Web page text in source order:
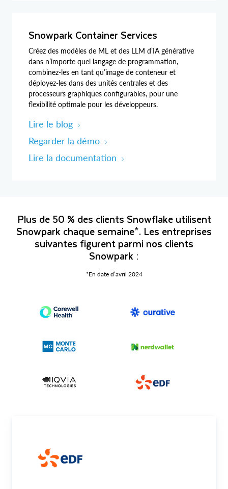
Snowpark Container Services
Créez des modèles de ML et des LLM d’IA générative
dans n’importe quel langage de programmation,
combinez‑les en tant qu’image de conteneur et
déployez‑les dans des unités centrales et des
processeurs graphiques configurables, pour une
flexibilité optimale pour les développeurs.
Lire le blog
Regarder la démo
Lire la documentation
Plus de 50 % des clients Snowflake utilisent
Snowpark chaque semaine*. Les entreprises
suivantes figurent parmi nos clients
Snowpark :
*En date d’avril 2024